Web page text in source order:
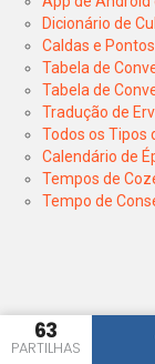
63
PARTILHAS
Dicionário de
Caldas e
Tabela de
Tabela de
Tradução de
Todos os Tipos
Calendário de
Tempos de
Tempo de